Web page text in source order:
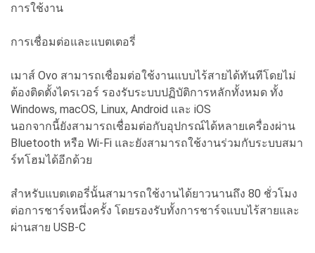
การใช้งาน
การเชื่อมต่อและแบตเตอรี่
เมาส์ Ovo สามารถเชื่อมต่อใช้งานแบบไร้สายได้ทันทีโดยไม่
ต้องติดตั้งไดรเวอร์ รองรับระบบปฏิบัติการหลักทั้งหมด ทั้ง
Windows, macOS, Linux, Android และ iOS
นอกจากนี้ยังสามารถเชื่อมต่อกับอุปกรณ์ได้หลายเครื่องผ่าน
Bluetooth หรือ Wi-Fi และยังสามารถใช้งานร่วมกับระบบสมา
ร์ทโฮมได้อีกด้วย
สำหรับแบตเตอรี่นั้นสามารถใช้งานได้ยาวนานถึง 80 ชั่วโมง
ต่อการชาร์จหนึ่งครั้ง โดยรองรับทั้งการชาร์จแบบไร้สายและ
ผ่านสาย USB-C